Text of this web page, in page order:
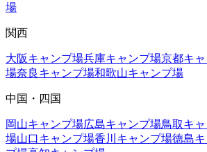
場
関西
大阪キャンプ場兵庫キャンプ場京都キ
場奈良 キャンプ場和歌山キャンプ場
中国・四国
岡山キャンプ場広島キャンプ場鳥取キ
場山口キャンプ場香川 キャンプ場徳島